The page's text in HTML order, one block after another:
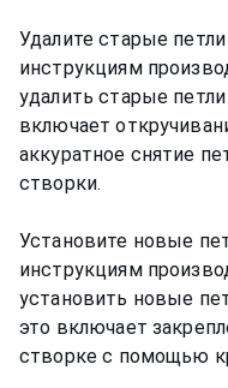
Удалите старые
инструкциям
удалить старые
включает
аккуратное снятие
створки.
Установите новые
инструкциям
установить новые
это включает
створке с помощью